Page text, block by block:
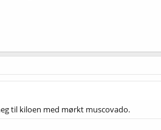
til kiloen med mørkt muscovado.